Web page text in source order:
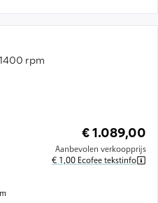
rpm
€ 1.089,00
Aanbevolen verkoopprijs
€ 1,00 Ecofee tekstinfo
maximale centrifugesnelheid wordt automatisch